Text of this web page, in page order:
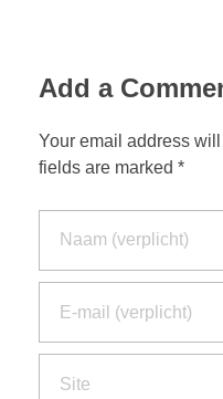
Add a
Your email address
fields are marked *